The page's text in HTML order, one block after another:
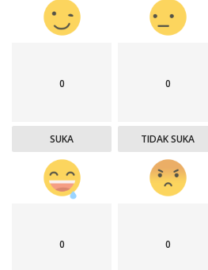
0
SUKA
0
TIDAK SUKA
0 0